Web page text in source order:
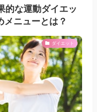
的な運動ダイエッ
メニューとは？
ダイエット